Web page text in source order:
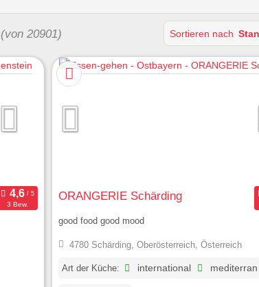
(von 20901) Sortieren nach
3 Bew.
ORANGERIE Schärding
good food good mood
4780 Schärding, Oberösterreich, Österreich
Art der Küche: international mediterran